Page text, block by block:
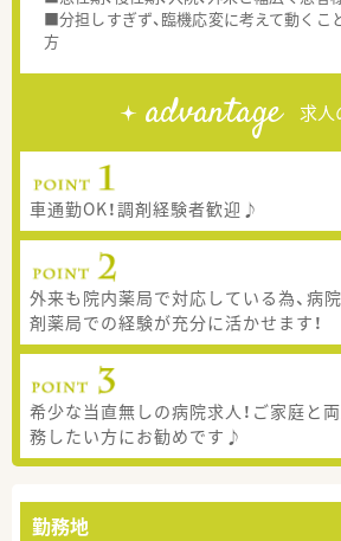
■分担しすぎず、臨機応変に考えて動くこ
方
advantage 求人
車通勤OK！調剤経験者歓迎♪
外来も院内薬局で対応している為、病
剤薬局での経験が充分に活かせます！
希少な当直無しの病院求人！ご家庭と
務したい方にお勧めです♪
勤務地